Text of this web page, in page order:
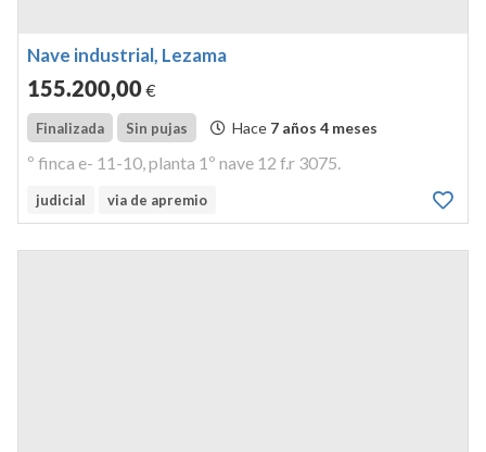
Nave industrial, Lezama
155.200,00€
Finalizada Sin pujas Hace 7 años 4 meses
º finca e- 11-10, planta 1º nave 12 f.r 3075.
judicial via de apremio